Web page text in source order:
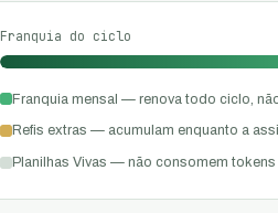
Franquia do ciclo
Franquia mensal — renova todo ciclo,
Refis extras — acumulam enquanto a
Planilhas Vivas — não consomem tokens